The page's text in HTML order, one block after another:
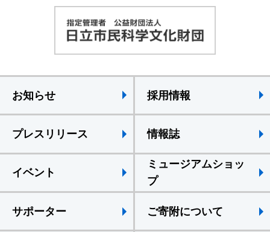
お知らせ 採用情報
プレスリリース 情報誌
イベント
ミュージアムショッ
プ
サポーター ご寄附について